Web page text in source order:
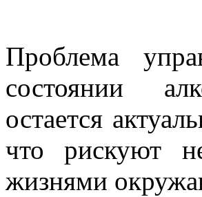
Проблема
состоянии
остается
что рискуют
жизнями